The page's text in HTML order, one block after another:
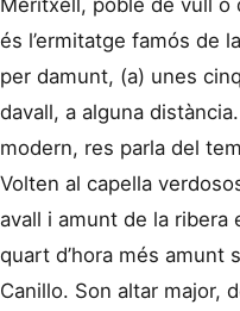
és l’ermitatge famós de
per damunt, (a) unes
davall, a alguna
modern, res parla del
Volten al capella
avall i amunt de la ribera
quart d’hora més amunt
Canillo. Son altar major,